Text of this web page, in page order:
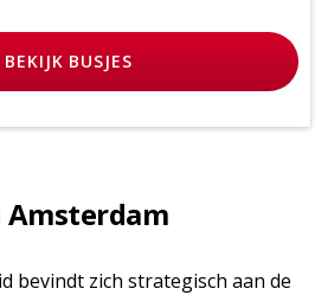
BEKIJK BUSJES
Amsterdam
bevindt zich strategisch aan de